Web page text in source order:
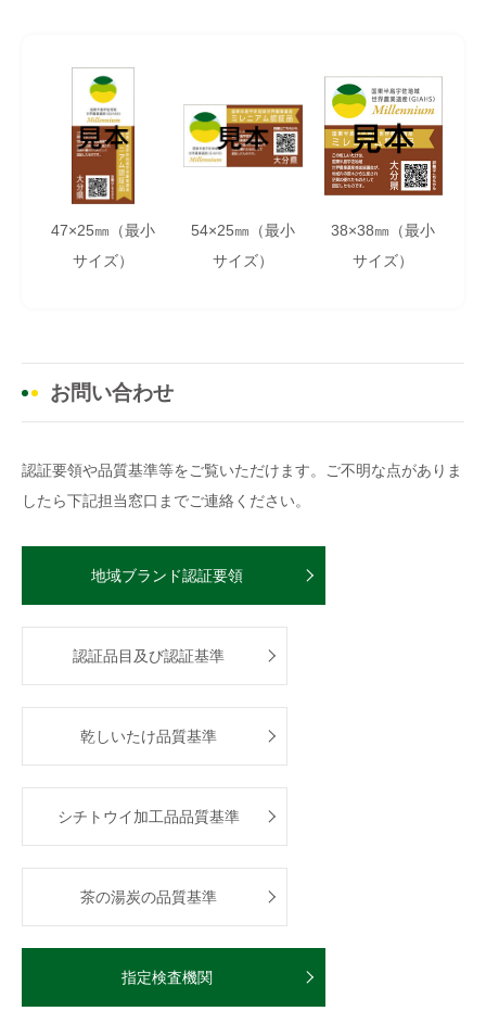
47×25㎜（最小
サイズ）
54×25㎜（最小
サイズ）
38×38㎜（最小
サイズ）
お問い合わせ
認証要領や品質基準等をご覧いただけます。ご不明な点がありま
したら下記担当窓口までご連絡ください。
地域ブランド認証要領
認証品目及び認証基準
乾しいたけ品質基準
シチトウイ加工品品質基準
茶の湯炭の品質基準
指定検査機関